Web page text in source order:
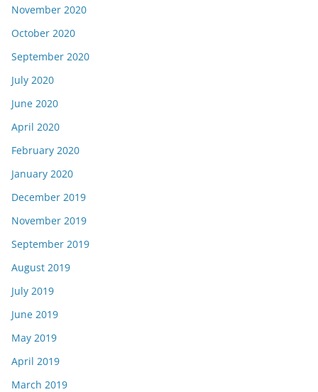
November 2020
October 2020
September 2020
July 2020
June 2020
April 2020
February 2020
January 2020
December 2019
November 2019
September 2019
August 2019
July 2019
June 2019
May 2019
April 2019
March 2019